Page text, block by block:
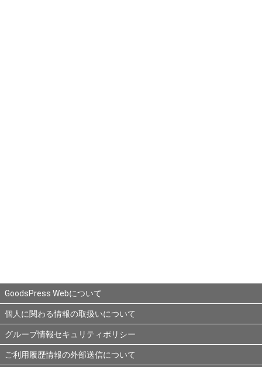
GoodsPress Webについて
個人に関わる情報の取扱いについて
グループ情報セキュリティポリシー
ご利用履歴情報の外部送信について